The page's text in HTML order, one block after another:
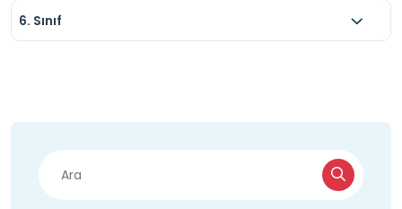
6. Sınıf